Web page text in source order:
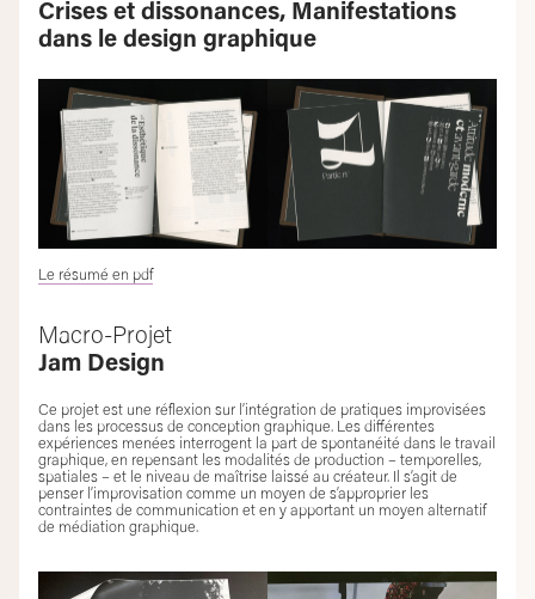
Crises et dissonances, Manifestations
dans le design graphique
Le résumé en pdf
Macro-Projet
Jam Design
Ce projet est une réflexion sur l’intégration de pratiques improvisées
dans les processus de conception graphique. Les différentes
expériences menées interrogent la part de spontanéité dans le travail
graphique, en repensant les modalités de production – temporelles,
spatiales – et le niveau de maîtrise laissé au créateur. Il s’agit de
penser l’improvisation comme un moyen de s’approprier les
contraintes de communication et en y apportant un moyen alternatif
de médiation graphique.